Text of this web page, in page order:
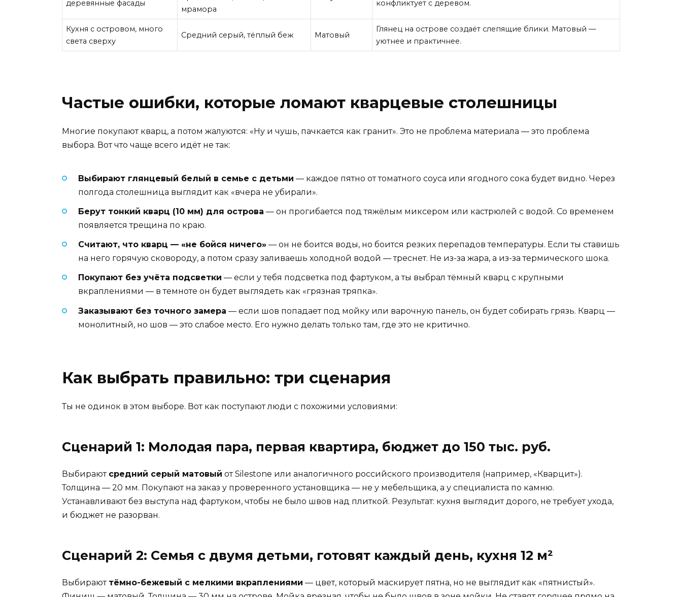
деревянные фасады
мрамора
конфликтует с деревом.
Кухня с островом, много
света сверху
Средний серый, тёплый беж Матовый
Глянец на острове создаёт слепящие блики. Матовый —
уютнее и практичнее.
Частые ошибки, которые ломают кварцевые столешницы
Многие покупают кварц, а потом жалуются: «Ну и чушь, пачкается как гранит». Это не проблема материала — это проблема
выбора. Вот что чаще всего идёт не так:
Выбирают глянцевый белый в семье с детьми — каждое пятно от томатного соуса или ягодного сока будет видно. Через
полгода столешница выглядит как «вчера не убирали».
Берут тонкий кварц (10 мм) для острова — он прогибается под тяжёлым миксером или кастрюлей с водой. Со временем
появляется трещина по краю.
Считают, что кварц — «не бойся ничего» — он не боится воды, но боится резких перепадов температуры. Если ты ставишь
на него горячую сковороду, а потом сразу заливаешь холодной водой — треснет. Не из-за жара, а из-за термического шока.
Покупают без учёта подсветки — если у тебя подсветка под фартуком, а ты выбрал тёмный кварц с крупными
вкраплениями — в темноте он будет выглядеть как «грязная тряпка».
Заказывают без точного замера — если шов попадает под мойку или варочную панель, он будет собирать грязь. Кварц —
монолитный, но шов — это слабое место. Его нужно делать только там, где это не критично.
Как выбрать правильно: три сценария
Ты не одинок в этом выборе. Вот как поступают люди с похожими условиями:
Сценарий 1: Молодая пара, первая квартира, бюджет до 150 тыс. руб.
Выбирают средний серый матовый от Silestone или аналогичного российского производителя (например, «Кварцит»).
Толщина — 20 мм. Покупают на заказ у проверенного установщика — не у мебельщика, а у специалиста по камню.
Устанавливают без выступа над фартуком, чтобы не было швов над плиткой. Результат: кухня выглядит дорого, не требует ухода,
и бюджет не разорван.
Сценарий 2: Семья с двумя детьми, готовят каждый день, кухня 12 м²
Выбирают тёмно-бежевый с мелкими вкраплениями — цвет, который маскирует пятна, но не выглядит как «пятнистый».